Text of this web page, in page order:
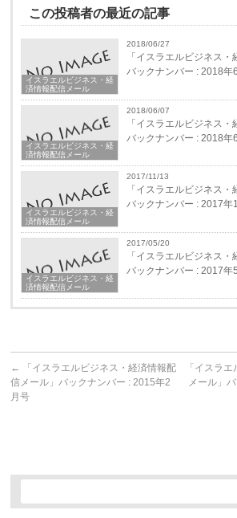
この投稿者の最近の記事
イスラエルビジネス・経
済情報配信メール
2018/06/27
「イスラエルビジネス・
バックナンバー : 2018年
イスラエルビジネス・経
済情報配信メール
2018/06/07
「イスラエルビジネス・
バックナンバー : 2018年
イスラエルビジネス・経
済情報配信メール
2017/11/13
「イスラエルビジネス・
バックナンバー : 2017年
イスラエルビジネス・経
済情報配信メール
2017/05/20
「イスラエルビジネス・
バックナンバー : 2017年
←
「イスラエルビジネス・経済情報配
信メール」バックナンバー : 2015年2
月号
「イスラ
メール」